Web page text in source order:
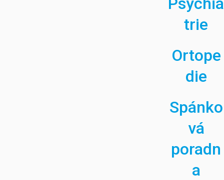
trie
Ortope
die
Spánko
vá
poradn
a